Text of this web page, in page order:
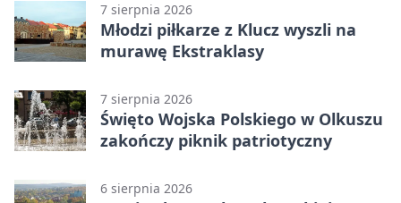
7 sierpnia 2026
Młodzi piłkarze z Klucz wyszli na
murawę Ekstraklasy
7 sierpnia 2026
Święto Wojska Polskiego w Olkuszu
zakończy piknik patriotyczny
6 sierpnia 2026